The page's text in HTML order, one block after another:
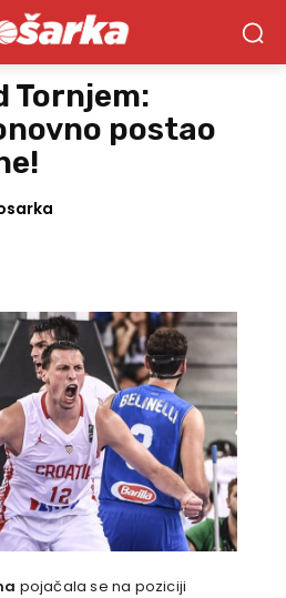
Tornjem:
postao
pojačala se na poziciji